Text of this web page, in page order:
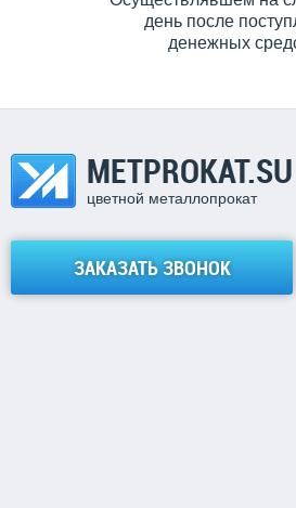
день после
денежных
METPROKAT.SU
цветной металлопрокат
ЗАКАЗАТЬ ЗВОНОК